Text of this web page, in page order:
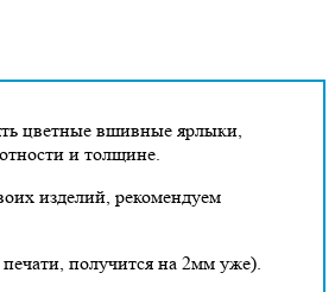
цветные вшивные ярлыки,
и толщине.
изделий, рекомендуем
получится на 2мм уже).